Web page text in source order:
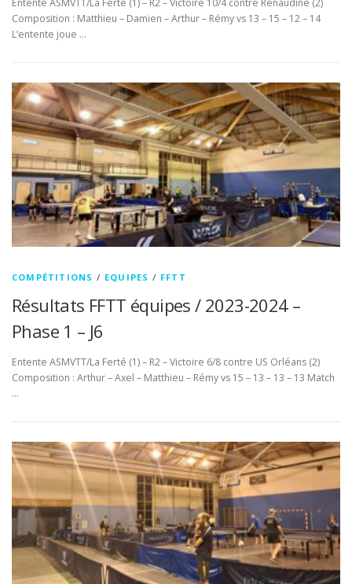
Entente ASMVTT/La Ferté (1) – R2 – Victoire 10/4 contre Renaudine (2)
Composition : Matthieu – Damien – Arthur – Rémy vs 13 – 15 – 12 – 14
L’entente joue …
COMPÉTITIONS / EQUIPES / FFTT
Résultats FFTT équipes / 2023-2024 –
Phase 1 – J6
Entente ASMVTT/La Ferté (1) – R2 – Victoire 6/8 contre US Orléans (2)
Composition : Arthur – Axel – Matthieu – Rémy vs 15 – 13 – 13 – 13 Match
…